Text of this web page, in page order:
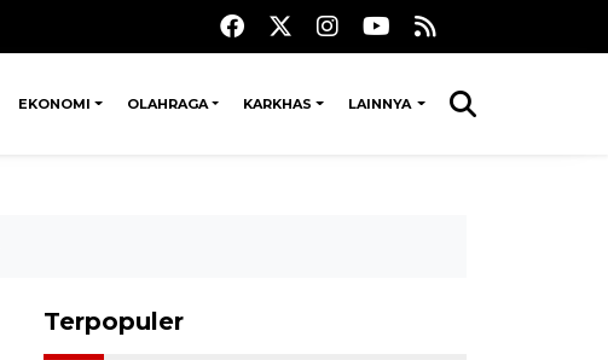
EKONOMI OLAHRAGA KARKHAS LAINNYA
Terpopuler